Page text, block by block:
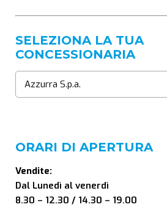
SELEZIONA LA TUA
CONCESSIONARIA
ORARI DI APERTURA
Vendite:
Dal Lunedì al venerdì
8.30 – 12.30 / 14.30 – 19.00